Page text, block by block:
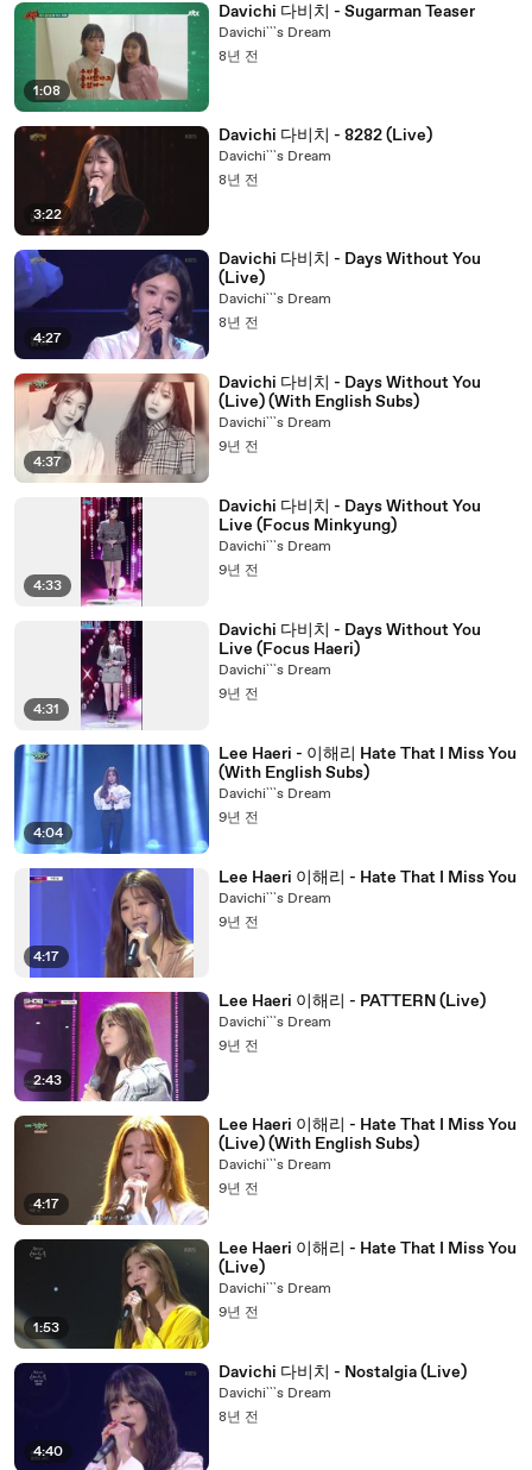
1:08
Davichi 다비치 - Sugarman Teaser
Davichi```s Dream
8년 전
3:22
Davichi 다비치 - 8282 (Live)
Davichi```s Dream
8년 전
4:27
Davichi 다비치 - Days Without You
(Live)
Davichi```s Dream
8년 전
4:37
Davichi 다비치 - Days Without You
(Live) (With English Subs)
Davichi```s Dream
9년 전
4:33
Davichi 다비치 - Days Without You
Live (Focus Minkyung)
Davichi```s Dream
9년 전
4:31
Davichi 다비치 - Days Without You
Live (Focus Haeri)
Davichi```s Dream
9년 전
4:04
Lee Haeri - 이해리 Hate That I Miss You
(With English Subs)
Davichi```s Dream
9년 전
4:17
Lee Haeri 이해리 - Hate That I Miss You
Davichi```s Dream
9년 전
2:43
Lee Haeri 이해리 - PATTERN (Live)
Davichi```s Dream
9년 전
4:17
Lee Haeri 이해리 - Hate That I Miss You
(Live) (With English Subs)
Davichi```s Dream
9년 전
1:53
Lee Haeri 이해리 - Hate That I Miss You
(Live)
Davichi```s Dream
9년 전
4:40
Davichi 다비치 - Nostalgia (Live)
Davichi```s Dream
8년 전